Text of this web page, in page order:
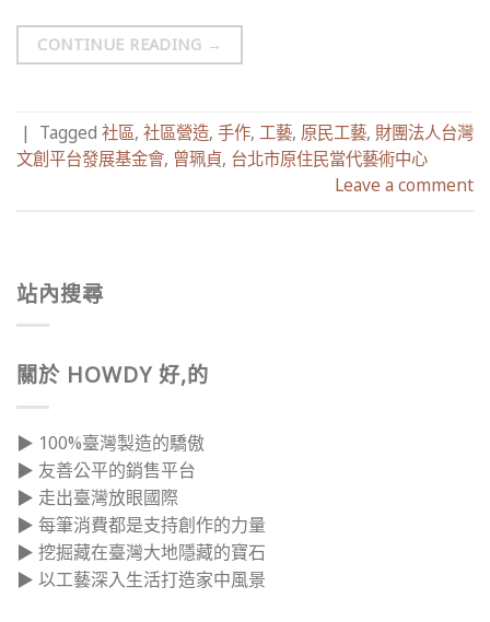
站內搜尋
關於 HOWDY 好,的
▶ 100%臺灣製造的驕傲
▶ 友善公平的銷售平台
▶ 走出臺灣放眼國際
▶ 每筆消費都是支持創作的力量
▶ 挖掘藏在臺灣大地隱藏的寶石
▶ 以工藝深入生活打造家中風景
CONTINUE READING →
| Tagged 社區, 社區營造, 手作, 工藝, 原民工藝, 財團法人台灣
文創平台發展基金會, 曾珮貞, 台北市原住民當代藝術中心
Leave a comment